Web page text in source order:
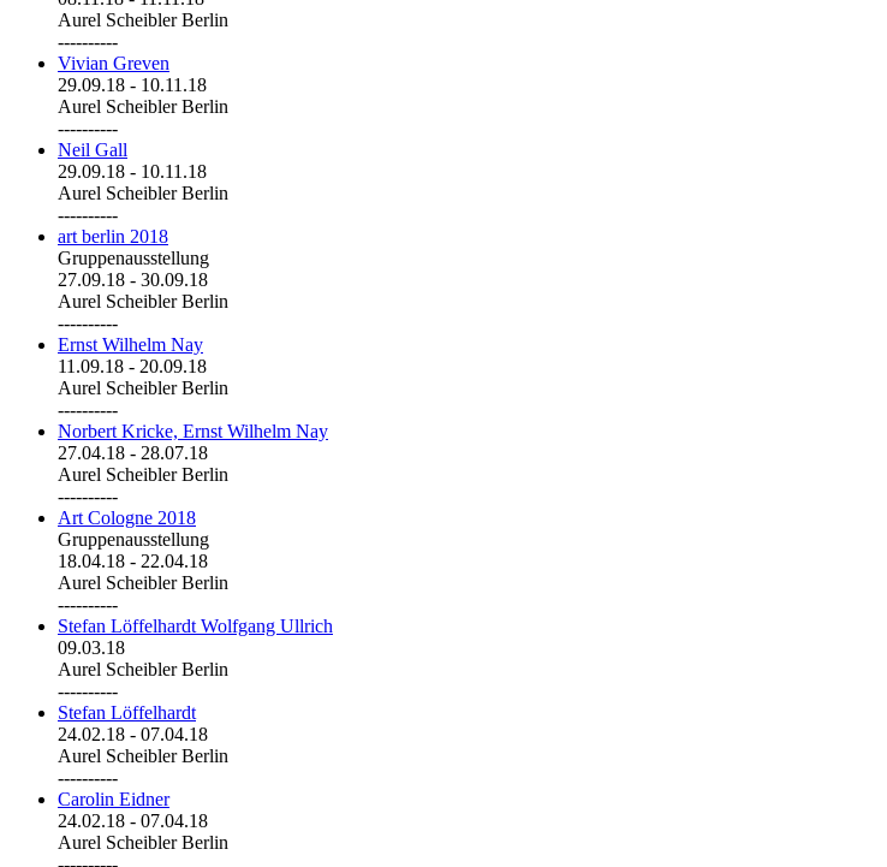
Aurel Scheibler Berlin
----------
Vivian Greven
29.09.18 - 10.11.18
Aurel Scheibler Berlin
----------
Neil Gall
29.09.18 - 10.11.18
Aurel Scheibler Berlin
----------
art berlin 2018
Gruppenausstellung
27.09.18 - 30.09.18
Aurel Scheibler Berlin
----------
Ernst Wilhelm Nay
11.09.18 - 20.09.18
Aurel Scheibler Berlin
----------
Norbert Kricke, Ernst Wilhelm Nay
27.04.18 - 28.07.18
Aurel Scheibler Berlin
----------
Art Cologne 2018
Gruppenausstellung
18.04.18 - 22.04.18
Aurel Scheibler Berlin
----------
Stefan Löffelhardt Wolfgang Ullrich
09.03.18
Aurel Scheibler Berlin
----------
Stefan Löffelhardt
24.02.18 - 07.04.18
Aurel Scheibler Berlin
----------
Carolin Eidner
24.02.18 - 07.04.18
Aurel Scheibler Berlin